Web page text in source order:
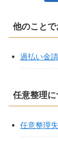
他のこと
過払い金
任意整理に
任意整理